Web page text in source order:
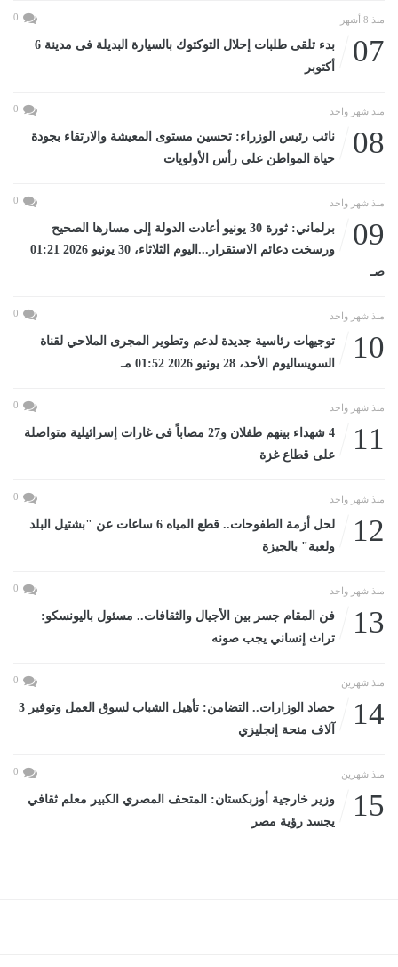
منذ 8 أشهر 0
07
بدء تلقى طلبات إحلال التوكتوك بالسيارة البديلة فى مدينة 6
أكتوبر
منذ شهر واحد 0
08
نائب رئيس الوزراء: تحسين مستوى المعيشة والارتقاء بجودة
حياة المواطن على رأس الأولويات
منذ شهر واحد 0
09
برلماني: ثورة 30 يونيو أعادت الدولة إلى مسارها الصحيح
ورسخت دعائم الاستقرار...اليوم الثلاثاء، 30 يونيو 2026 01:21
صـ
منذ شهر واحد 0
10
توجيهات رئاسية جديدة لدعم وتطوير المجرى الملاحي لقناة
السويساليوم الأحد، 28 يونيو 2026 01:52 مـ
منذ شهر واحد 0
11
4 شهداء بينهم طفلان و27 مصاباً فى غارات إسرائيلية متواصلة
على قطاع غزة
منذ شهر واحد 0
12
لحل أزمة الطفوحات.. قطع المياه 6 ساعات عن "بشتيل البلد
ولعبة" بالجيزة
منذ شهر واحد 0
13
فن المقام جسر بين الأجيال والثقافات.. مسئول باليونسكو:
تراث إنساني يجب صونه
منذ شهرين 0
14
حصاد الوزارات.. التضامن: تأهيل الشباب لسوق العمل وتوفير 3
آلاف منحة إنجليزي
منذ شهرين 0
15
وزير خارجية أوزبكستان: المتحف المصري الكبير معلم ثقافي
يجسد رؤية مصر